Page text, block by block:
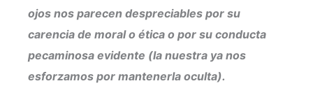
ojos nos parecen despreciables por su
carencia de moral o ética o por su conducta
pecaminosa evidente (la nuestra ya nos
esforzamos por mantenerla oculta).